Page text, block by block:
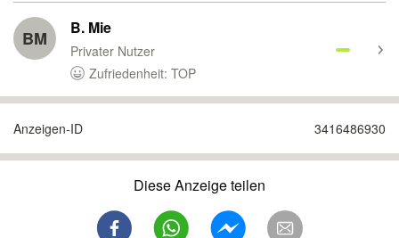
BM B. Mie
Privater Nutzer
Zufriedenheit: TOP
Anzeigen-ID 3416486930
Diese Anzeige teilen